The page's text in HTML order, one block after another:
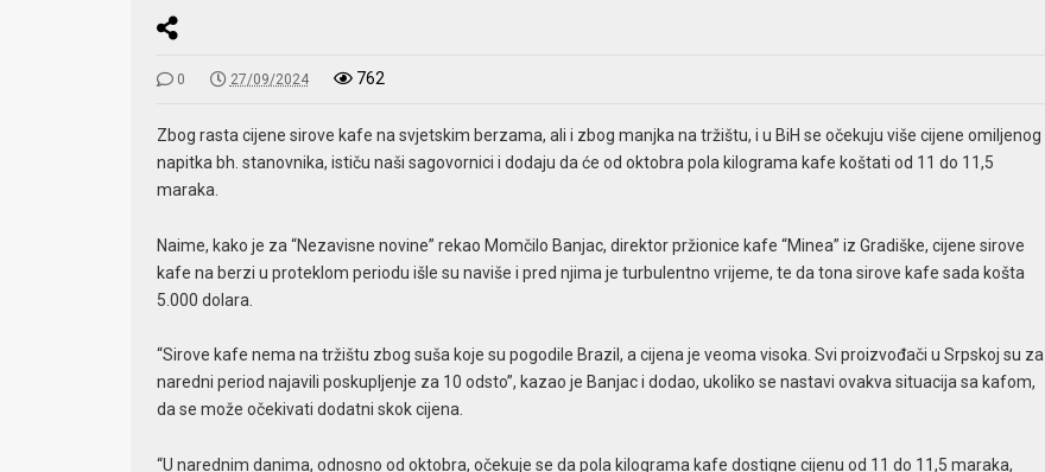
0 27/09/2024 762
Zbog rasta cijene sirove kafe na svjetskim berzama, ali i zbog manjka na tržištu, i u BiH se očekuju više cijene omiljenog
napitka bh. stanovnika, ističu naši sagovornici i dodaju da će od oktobra pola kilograma kafe koštati od 11 do 11,5
maraka.
Naime, kako je za “Nezavisne novine” rekao Momčilo Banjac, direktor pržionice kafe “Minea” iz Gradiške, cijene sirove
kafe na berzi u proteklom periodu išle su naviše i pred njima je turbulentno vrijeme, te da tona sirove kafe sada košta
5.000 dolara.
“Sirove kafe nema na tržištu zbog suša koje su pogodile Brazil, a cijena je veoma visoka. Svi proizvođači u Srpskoj su za
naredni period najavili poskupljenje za 10 odsto”, kazao je Banjac i dodao, ukoliko se nastavi ovakva situacija sa kafom,
da se može očekivati dodatni skok cijena.
“U narednim danima, odnosno od oktobra, očekuje se da pola kilograma kafe dostigne cijenu od 11 do 11,5 maraka,